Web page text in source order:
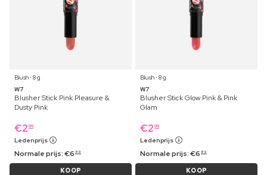
Blush ⋅ 8 g
W7
Blusher Stick Pink Pleasure &
Dusty Pink
€2 99
Ledenprijs
Normale prijs:€6 89
KOOP
Blush ⋅ 8 g
W7
Blusher Stick Glow Pink & Pink
Glam
€2 99
Ledenprijs
Normale prijs:€6 89
KOOP